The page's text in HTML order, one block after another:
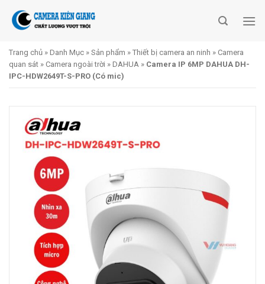
Trang chủ » Danh Mục » Sản phẩm » Thiết bị camera an ninh » Camera
quan sát » Camera ngoài trời » DAHUA » Camera IP 6MP DAHUA DH-
IPC-HDW2649T-S-PRO (Có mic)